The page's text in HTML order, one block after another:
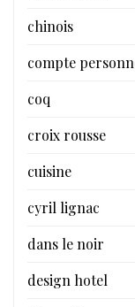
chinois
compte
coq
croix rousse
cuisine
cyril lignac
dans le noir
design hotel